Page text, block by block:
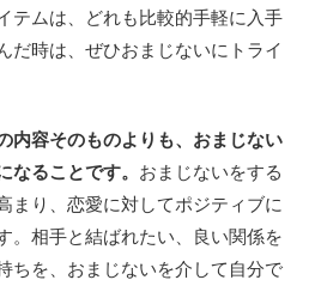
テムは、どれも比較的手軽に入手
だ時は、ぜひおまじないにトライ
内容そのものよりも、おまじない
なることです。 おまじないをする
まり、恋愛に対してポジティブに
。相手と結ばれたい、良い関係を
ちを、おまじないを介して自分で